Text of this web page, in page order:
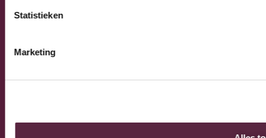
Statistieken
Marketing